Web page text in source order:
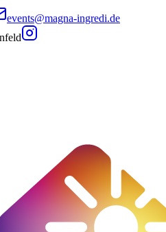
events@magna-ingredi.de